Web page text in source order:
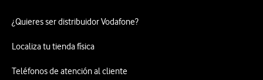
¿Quieres ser distribuidor Vodafone?
Localiza tu tienda física
Teléfonos de atención al cliente